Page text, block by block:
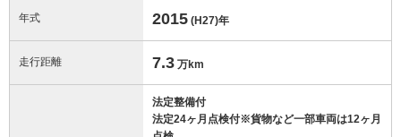
年式 2015 (H27)年
走行距離 7.3 万km
法定整備付
法定24ヶ月点検付※貨物など一部車両は12ヶ月